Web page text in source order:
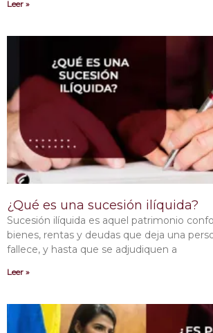
Leer »
¿Qué es una sucesión ilíquida?
Sucesión ilíquida es aquel patrimonio
bienes, rentas y deudas que deja una
fallece, y hasta que se adjudiquen a
Leer »